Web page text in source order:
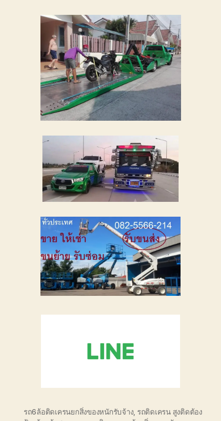
รถ6ล้อติดเครนยกสิ่งของหนักรับจ้าง, รถติดเครน สูงติดต้อง